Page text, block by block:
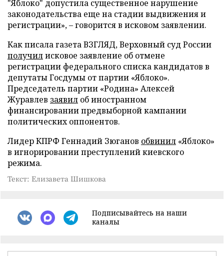
"Яблоко" допустила существенное нарушение
законодательства еще на стадии выдвижения и
регистрации», – говорится в исковом заявлении.
Как писала газета ВЗГЛЯД, Верховный суд России
получилисковое заявление об отмене
регистрации федерального списка кандидатов в
депутаты Госдумы от партии «Яблоко».
Председатель партии «Родина» Алексей
Журавлев заявил об иностранном
финансировании предвыборной кампании
политических оппонентов.
Лидер КПРФ Геннадий Зюганов обвинил «Яблоко»
в игнорировании преступлений киевского
режима.
Текст: Елизавета Шишкова
Подписывайтесь на наши
каналы